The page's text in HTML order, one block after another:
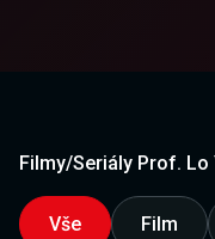
Filmy/Seriály Prof. Lo
Vše Film